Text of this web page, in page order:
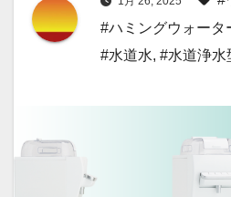
#ハミングウォータ
#水道水, #水道浄水